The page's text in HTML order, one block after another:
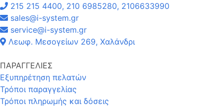
215 215 4400, 210 6985280, 2106633990
sales@i-system.gr
service@i-system.gr
Λεωφ. Μεσογείων 269, Χαλάνδρι
ΠΑΡΑΓΓΕΛΙΕΣ
Εξυπηρέτηση πελατών
Τρόποι παραγγελίας
Τρόποι πληρωμής και δόσεις